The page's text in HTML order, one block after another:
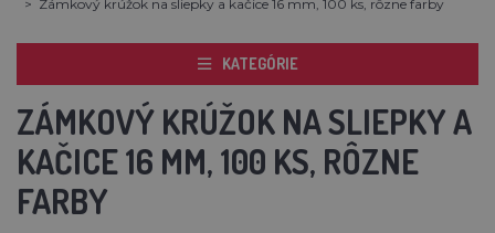
Zámkový krúžok na sliepky a kačice 16 mm, 100 ks, rôzne farby
KATEGÓRIE
ZÁMKOVÝ KRÚŽOK NA SLIEPKY A
KAČICE 16 MM, 100 KS, RÔZNE
FARBY